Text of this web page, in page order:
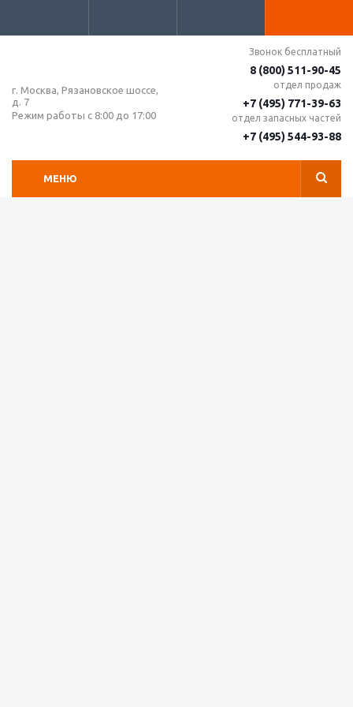
г. Москва, Рязановское шоссе,
д. 7
Режим работы с 8:00 до 17:00
Звонок бесплатный
8 (800) 511-90-45
отдел продаж
+7 (495) 771-39-63
отдел запасных частей
+7 (495) 544-93-88
МЕНЮ